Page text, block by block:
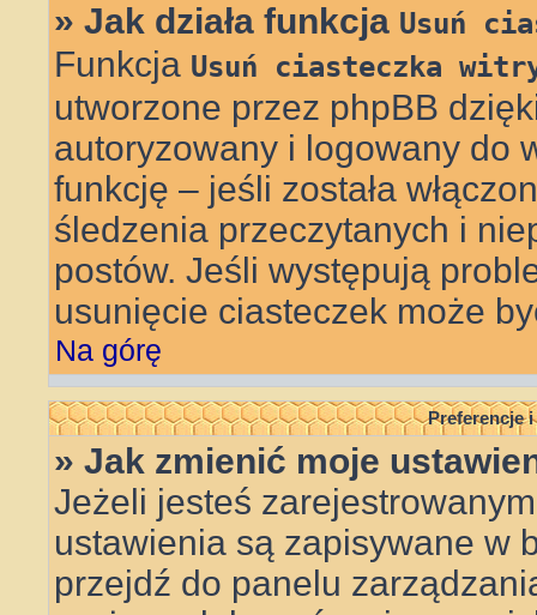
» Jak działa funkcja Usuń
Funkcja Usuń ciasteczka
utworzone przez phpBB
autoryzowany i logowany do
funkcję – jeśli została
śledzenia przeczytanych i
postów. Jeśli występują
usunięcie ciasteczek może
Na górę
Preferencje
» Jak zmienić moje
Jeżeli jesteś
ustawienia są zapisywane w
przejdź do panelu